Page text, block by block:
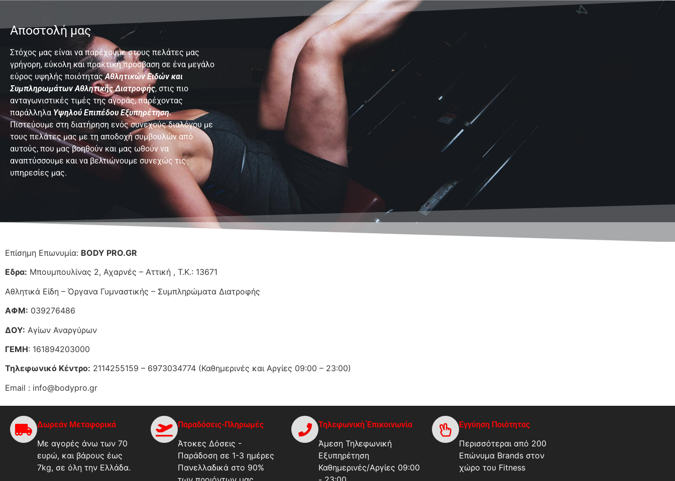
Αποστολή μας
Στόχος μας είναι να παρέχουμε στους πελάτες μας
γρήγορη, εύκολη και πρακτική πρόσβαση σε ένα μεγάλο
εύρος υψηλής ποιότηταςΑθλητικών Ειδών και
Συμπληρωμάτων Αθλητικής Διατροφής, στις πιο
ανταγωνιστικές τιμές της αγοράς, παρέχοντας
παράλληλα Υψηλού Επιπέδου Εξυπηρέτηση.
Πιστεύουμε στη διατήρηση ενός συνεχούς διαλόγου με
τους πελάτες μας με τη αποδοχή συμβουλών από
αυτούς, που μας βοηθούν και μας ωθούν να
αναπτύσσουμε και να βελτιώνουμε συνεχώς τις
υπηρεσίες μας.
Επίσημη Επωνυμία: BODY PRO.GR
Εδρα: Μπουμπουλίνας 2, Αχαρνές – Αττική , Τ.Κ.: 13671
Αθλητικά Είδη – Όργανα Γυμναστικής – Συμπληρώματα Διατροφής
ΑΦΜ: 039276486
ΔΟΥ: Αγίων Αναργύρων
ΓΕΜΗ: 161894203000
Τηλεφωνικό Κέντρο: 2114255159 – 6973034774 (Καθημερινές και Αργίες 09:00 – 23:00)
Εmail : info@bodypro.gr
Δωρεάν Μεταφορικά
Με αγορές άνω των 70
ευρώ, και βάρους έως
7kg, σε όλη την Ελλάδα.
Παραδόσεις-Πληρωμές
Άτοκες Δόσεις -
Παράδοση σε 1-3 ημέρες
Πανελλαδικά στο 90%
Τηλεφωνική Έπικοινωνία
Άμεση Τηλεφωνική
Εξυπηρέτηση
Καθημερινές/Αργίες 09:00
Εγγύηση Ποιότητας
Περισσότεραι από 200
Επώνυμα Brands στον
χώρο του Fitness